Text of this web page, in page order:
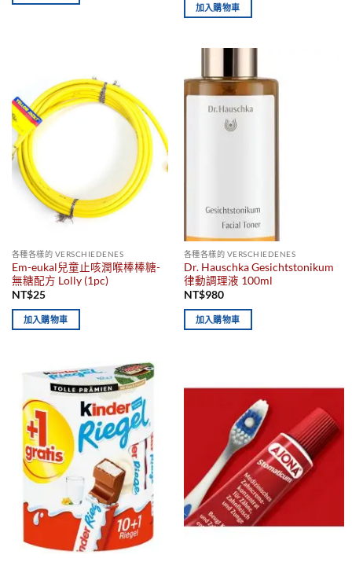
加入購物車
各種各樣的 VERSCHIEDENES
Em-eukal兒童止咳潤喉棒棒糖-
無糖配方 Lolly (1pc)
NT$25
加入購物車
各種各樣的 VERSCHIEDENES
Dr. Hauschka Gesichtstonikum
律動調理液 100ml
NT$980
加入購物車